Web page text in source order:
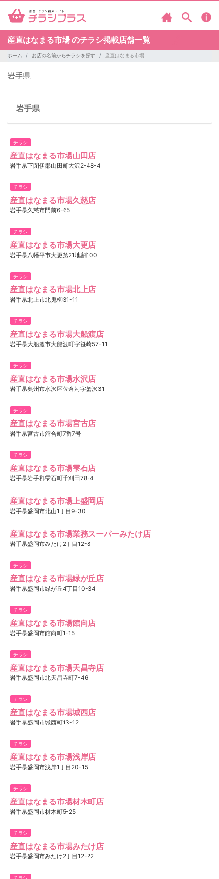
産直はなまる市場 のチラシ掲載店舗一覧
ホーム お店の名前からチラシを探す 産直はなまる市場
岩手県
岩手県
チラシ
産直はなまる市場山田店
岩手県下閉伊郡山田町大沢2-48-4
チラシ
産直はなまる市場久慈店
岩手県久慈市門前6-65
チラシ
産直はなまる市場大更店
岩手県八幡平市大更第21地割100
チラシ
産直はなまる市場北上店
岩手県北上市北鬼柳31-11
チラシ
産直はなまる市場大船渡店
岩手県大船渡市大船渡町字笹崎57-11
チラシ
産直はなまる市場水沢店
岩手県奥州市水沢区佐倉河字蟹沢31
チラシ
産直はなまる市場宮古店
岩手県宮古市舘合町7番7号
チラシ
産直はなまる市場雫石店
岩手県岩手郡雫石町千刈田78-4
産直はなまる市場上盛岡店
岩手県盛岡市北山1丁目9-30
産直はなまる市場業務スーパーみたけ店
岩手県盛岡市みたけ2丁目12-8
チラシ
産直はなまる市場緑が丘店
岩手県盛岡市緑が丘4丁目10-34
チラシ
産直はなまる市場館向店
岩手県盛岡市館向町1-15
チラシ
産直はなまる市場天昌寺店
岩手県盛岡市北天昌寺町7-46
チラシ
産直はなまる市場城西店
岩手県盛岡市城西町13-12
チラシ
産直はなまる市場浅岸店
岩手県盛岡市浅岸1丁目20-15
チラシ
産直はなまる市場材木町店
岩手県盛岡市材木町5-25
チラシ
産直はなまる市場みたけ店
岩手県盛岡市みたけ2丁目12-22
チラシ